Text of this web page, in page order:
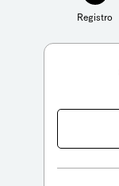
Registro